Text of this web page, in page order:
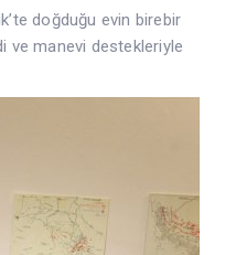
doğduğu evin birebir
ve manevi destekleriyle